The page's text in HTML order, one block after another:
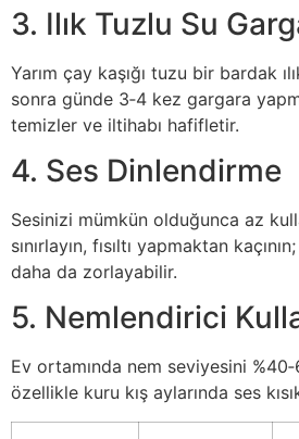
3. Ilık Tuzlu Su
Yarım çay kaşığı tuzu bir bardak
sonra günde 3‑4 kez gargara
temizler ve iltihabı hafifletir.
4. Ses Dinlendirme
Sesinizi mümkün olduğunca az
sınırlayın, fısıltı yapmaktan
daha da zorlayabilir.
5. Nemlendirici
Ev ortamında nem seviyesini
özellikle kuru kış aylarında ses